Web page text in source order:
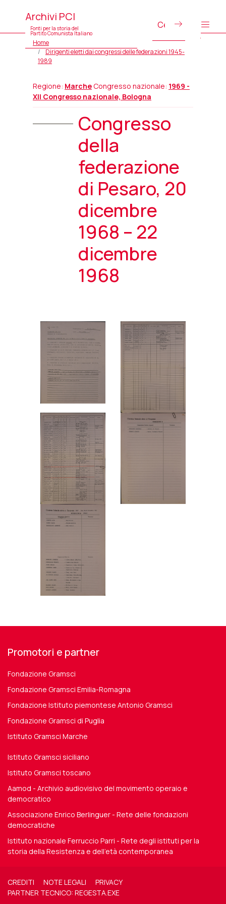
Archivi PCI
Fonti per la storia del
Partito Comunista Italiano
Home
Dirigenti eletti dai congressi delle federazioni 1945-
1989
Regione: MarcheCongresso nazionale: 1969 -
XII Congresso nazionale, Bologna
Congresso
della
federazione
di Pesaro, 20
dicembre
1968 – 22
dicembre
1968
Promotori e partner
Fondazione Gramsci
Fondazione Gramsci Emilia-Romagna
Fondazione Istituto piemontese Antonio Gramsci
Fondazione Gramsci di Puglia
Istituto Gramsci Marche
Istituto Gramsci siciliano
Istituto Gramsci toscano
Aamod - Archivio audiovisivo del movimento operaio e
democratico
Associazione Enrico Berlinguer - Rete delle fondazioni
democratiche
Istituto nazionale Ferruccio Parri - Rete degli istituti per la
storia della Resistenza e dell'età contemporanea
CREDITI NOTE LEGALI
PRIVACY
PARTNER TECNICO: REGESTA.EXE